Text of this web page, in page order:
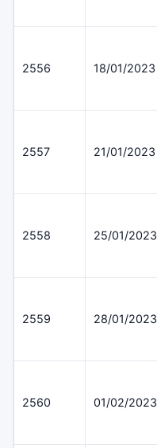
2556 18/01/2023
2557 21/01/2023
2558 25/01/2023
2559 28/01/2023
2560 01/02/2023